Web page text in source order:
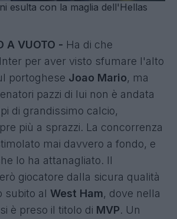
esulta con la maglia dell'Hellas
A VUOTO - Ha di che
per aver visto sfumare l'alto
portoghese Joao Mario, ma
pazzi di lui non è andata
di grandissimo calcio,
più a sprazzi. La concorrenza
mai davvero a fondo, e
lo ha attanagliato. Il
giocatore dalla sicura qualità
subito al West Ham, dove nella
è preso il titolo di MVP. Un